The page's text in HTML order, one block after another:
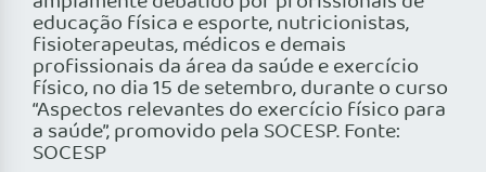
educação física e esporte, nutricionistas,
fisioterapeutas, médicos e demais
profissionais da área da saúde e exercício
físico, no dia 15 de setembro, durante o curso
“Aspectos relevantes do exercício físico para
a saúde”, promovido pela SOCESP. Fonte:
SOCESP